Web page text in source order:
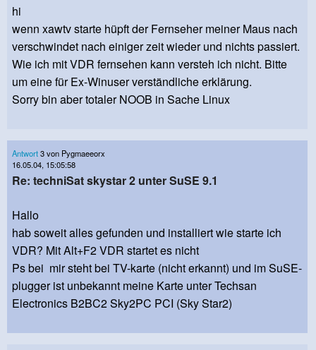
hi
wenn xawtv starte hüpft der Fernseher meiner Maus nach
verschwindet nach einiger zeit wieder und nichts passiert.
Wie ich mit VDR fernsehen kann versteh ich nicht. Bitte
um eine für Ex-Winuser verständliche erklärung.
Sorry bin aber totaler NOOB in Sache Linux
Antwort3 von Pygmaeeorx
16.05.04, 15:05:58
Re: techniSat skystar 2 unter SuSE 9.1
Hallo
hab soweit alles gefunden und installiert wie starte ich
VDR? Mit Alt+F2 VDR startet es nicht
Ps bei mir steht bei TV-karte (nicht erkannt) und im SuSE-
plugger ist unbekannt meine Karte unter Techsan
Electronics B2BC2 Sky2PC PCI (Sky Star2)